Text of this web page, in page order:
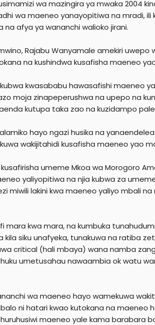
wa mazingira ya mwaka 2004
wa maeneo yanayopitiwa na mradi, ili
na afya ya wananchi walioko jirani.
Rajabu Wanyamale amekiri
na kushindwa kusafisha maeneo
kwasababu hawasafishi maeneo
moja zinapeperushwa na upepo na
kutupa taka zao na kuzidampo
hayo ngazi husika na
wakijitahidi kusafisha maeneo yao
umeme Mkoa wa Morogoro
yaliyopitiwa na njia kubwa za
miwili lakini kwa maeneo yaliyo mbali
mara kwa mara, na kumbuka
siku unafyeka, tunakuwa na ratiba
critical (hali mbaya) wana namba
umetusahau nawaambia ok watu
wa maeneo hayo wamekuwa
ni hatari kwao kutokana na maeneo
maeneo yale kama barabara